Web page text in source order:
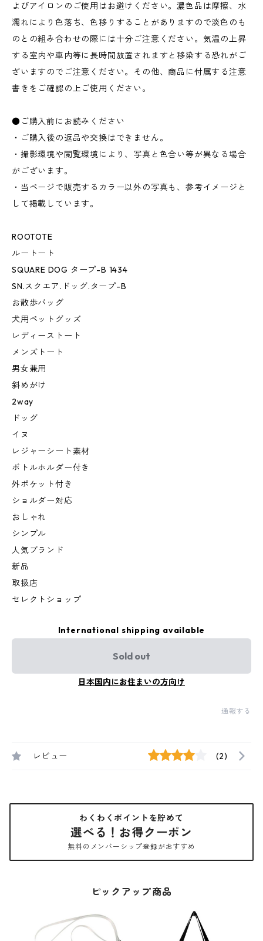
よびアイロンのご使用はお避けください。濃色品は摩擦、水
濡れにより色落ち、色移りすることがありますので淡色のも
のとの組み合わせの際には十分ご注意ください。気温の上昇
する室内や車内等に長時間放置されますと移染する恐れがご
ざいますのでご注意ください。その他、商品に付属する注意
書きをご確認の上ご使用ください。
●ご購入前にお読みください
・ご購入後の返品や交換はできません。
・撮影環境や閲覧環境により、写真と色合い等が異なる場合
がございます。
・当ページで販売するカラー以外の写真も、参考イメージと
して掲載しています。
ROOTOTE
ルートート
SQUARE DOG タープ-B 1434
SN.スクエア.ドッグ.タープ-B
お散歩バッグ
犬用ペットグッズ
レディーストート
メンズトート
男女兼用
斜めがけ
2way
ドッグ
イヌ
レジャーシート素材
ボトルホルダー付き
外ポケット付き
ショルダー対応
おしゃれ
シンプル
人気ブランド
新品
取扱店
セレクトショップ
International shipping available
Sold out
日本国内にお住まいの方向け
通報する
レビュー (2)
わくわくポイントを貯めて
選べる！お得クーポン
無料のメンバーシップ登録がおすすめ
ピックアップ商品